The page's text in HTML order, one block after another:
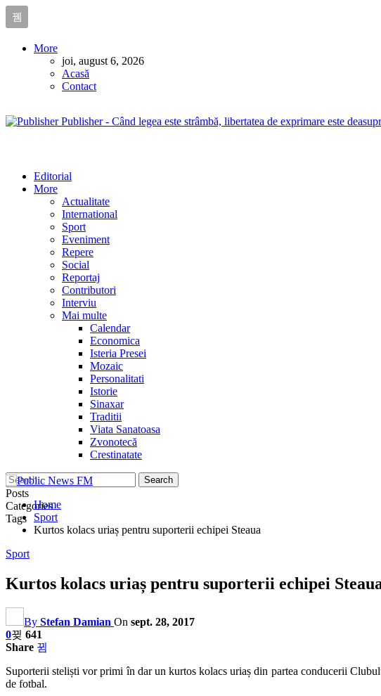
More
joi, august 6, 2026
Acasă
Contact
Publisher - Când legea este strâmbă, libertatea de exprimare este
Editorial
More
Actualitate
International
Sport
Eveniment
Repere
Social
Reportaj
Contributori
Interviu
Mai multe
Calendar
Economica
Isteria Presei
Mozaic
Personalitati
Istorie
Sinaxar
Traditii
Viata Sanatoasa
Zvonotecă
Crestinatate
Posts
Categories
Tags
Home
Sport
Kurtos kolacs uriaș pentru suporterii echipei Steaua
Sport
Kurtos kolacs uriaș pentru suporterii echipei
By Stefan Damian On sept. 28, 2017
0
641
Share
Suporterii steliști vor primi în dar un kurtos kolacs uriaș din partea conducerii
de fotbal.